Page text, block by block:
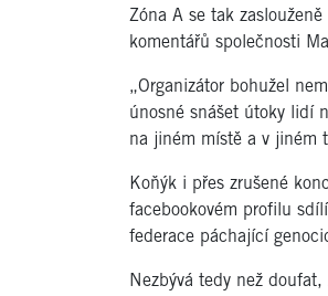
Zóna A se tak
komentářů společnosti
„Organizátor bohužel
únosné snášet útoky lidí
na jiném místě a v jiném
Koňýk i přes zrušené
facebookovém profilu
federace páchající
Nezbývá tedy než